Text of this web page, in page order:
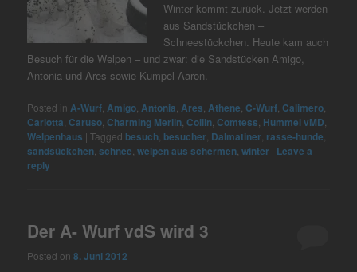
Winter kommt zurück. Jetzt werden
aus Sandstückchen –
Schneestückchen. Heute kam auch
Besuch für die Welpen – und zwar: die Sandstücken Amigo,
Antonia und Ares sowie Kumpel Aaron.
Posted in A-Wurf Amigo Antonia Ares Athene ,C-Wurf ,Calimero
Carlotta ,Caruso ,Charming Merlin ,Collin ,Comtess Hummel vMD
Welpenhaus |Tagged besuch besucher Dalmatiner rasse-hunde
sandsückchen ,schnee ,welpen aus schermen ,winter | Leave a
reply
Der A- Wurf vdS wird 3
Posted on8. Juni 2012